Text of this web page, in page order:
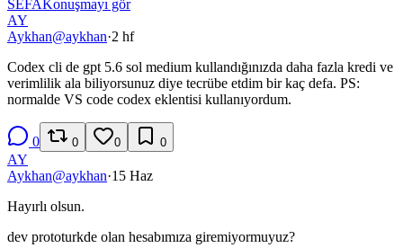
SE FA Konuşmayı gör
AY
Aykhan@aykhan·2 hf
Codex cli de gpt 5.6 sol medium kullandığınızda daha fazla kredi ve
verimlilik ala biliyorsunuz diye tecrübe etdim bir kaç defa. PS:
normalde VS code codex eklentisi kullanıyordum.
0 0 0 0
AY
Aykhan@aykhan·15 Haz
Hayırlı olsun.
dev prototurkde olan hesabımıza giremiyormuyuz?